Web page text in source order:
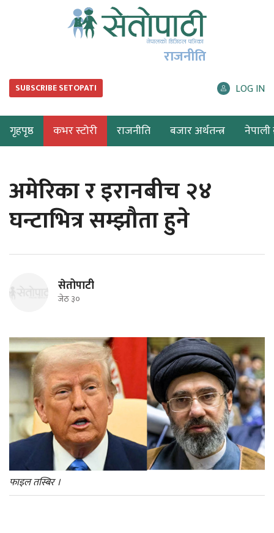
राजनीति
SUBSCRIBE SETOPATI LOG IN
गृहपृष्ठ कभर स्टोरी राजनीति बजार अर्थतन्त्र नेपाली
अमेरिका र इरानबीच २४
घन्टाभित्र सम्झौता हुने
सेतोपाटी
जेठ ३०
फाइल तस्बिर ।